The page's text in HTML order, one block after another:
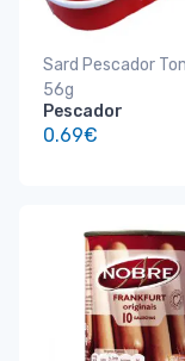
Sard Pescador
56g
Pescador
0.69€